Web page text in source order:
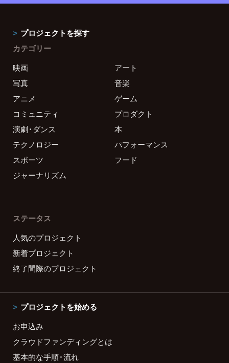
プロジェクトを探す
カテゴリー
映画
アート
写真
音楽
アニメ
ゲーム
コミュニティ
プロダクト
演劇・ダンス
本
テクノロジー
パフォーマンス
スポーツ
フード
ジャーナリズム
ステータス
人気のプロジェクト
新着プロジェクト
終了間際のプロジェクト
プロジェクトを始める
お申込み
クラウドファンディングとは
基本的な手順・流れ